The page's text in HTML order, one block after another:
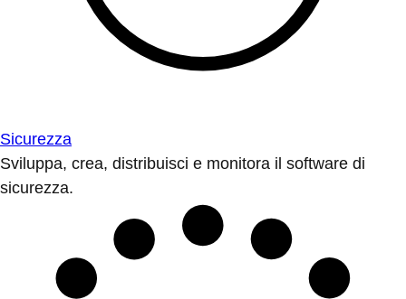
Sicurezza
Sviluppa, crea, distribuisci e monitora il software di
sicurezza.